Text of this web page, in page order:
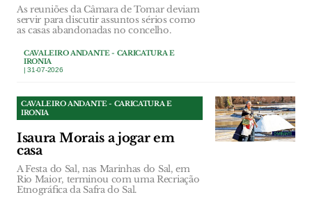
As reuniões da Câmara de Tomar deviam
servir para discutir assuntos sérios como
as casas abandonadas no concelho.
CAVALEIRO ANDANTE - CARICATURA E
IRONIA
| 31-07-2026
CAVALEIRO ANDANTE - CARICATURA E
IRONIA
Isaura Morais a jogar em
casa
A Festa do Sal, nas Marinhas do Sal, em
Rio Maior, terminou com uma Recriação
Etnográfica da Safra do Sal.